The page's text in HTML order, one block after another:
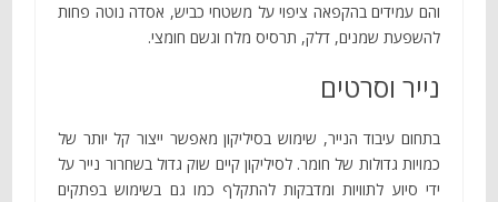
והם עמידים בהקפאה ציפוי על משטחי כביש, אסדה נוטה פחות
להשפעת שמנים, דלק, תרסיס מלח וגשם חומצי.
נייר וסרטים
בתחום עיבוד הנייר, שימוש בסיליקון מאפשר ייצור קל יותר של
כמויות גדולות של חומר. לסיליקון קיים שוק גדול בשחרור נייר על
ידי סיוע לתוויות ומדבקות להתקלף כמו גם בשימוש בפתקים